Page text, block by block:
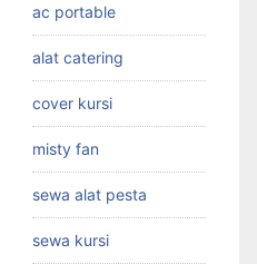
ac portable
alat catering
cover kursi
misty fan
sewa alat pesta
sewa kursi